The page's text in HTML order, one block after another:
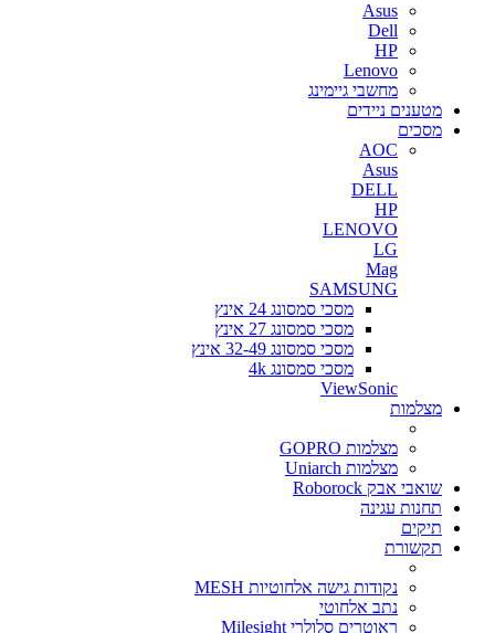
Asus
Dell
HP
Lenovo
מחשבי גיימינג
מטענים ניידים
מסכים
AOC
Asus
DELL
HP
LENOVO
LG
Mag
SAMSUNG
מסכי סמסונג 24 אינץ
מסכי סמסונג 27 אינץ
מסכי סמסונג 32-49 אינץ
מסכי סמסונג 4k
ViewSonic
מצלמות
מצלמות GOPRO
מצלמות Uniarch
שואבי אבק Roborock
תחנות עגינה
תיקים
תקשורת
נקודות גישה אלחוטיות MESH
נתב אלחוטי
ראוטרים סלולרי Milesight